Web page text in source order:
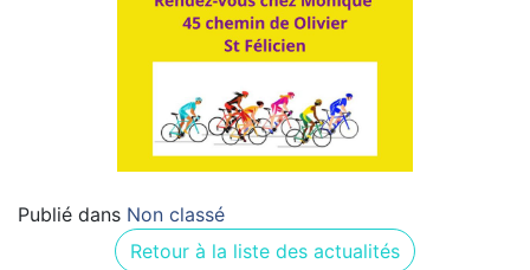
Publié dans Non classé
Retour à la liste des actualités